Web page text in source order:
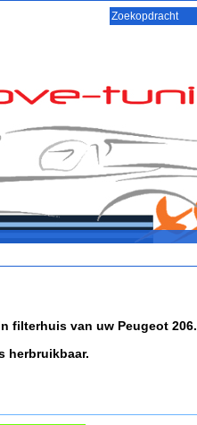
filterhuis van uw Peugeot 206.
herbruikbaar.